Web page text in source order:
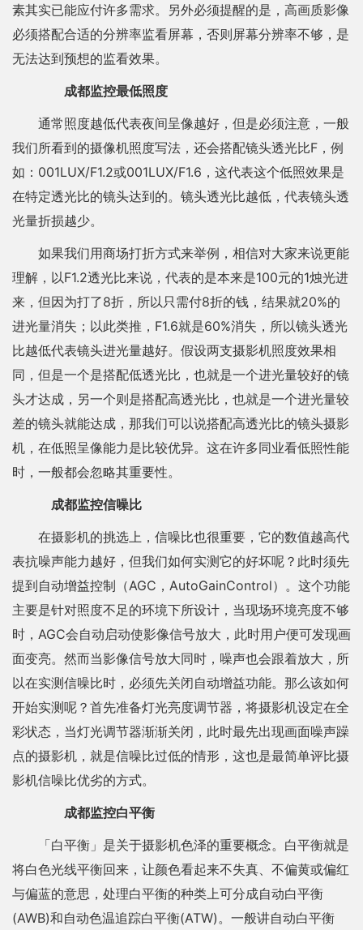
素其实已能应付许多需求。另外必须提醒的是，高画质影像
必须搭配合适的分辨率监看屏幕，否则屏幕分辨率不够，是
无法达到预想的监看效果。
成都监控最低照度
通常照度越低代表夜间呈像越好，但是必须注意，一般
我们所看到的摄像机照度写法，还会搭配镜头透光比F，例
如：001LUX/F1.2或001LUX/F1.6，这代表这个低照效果是
在特定透光比的镜头达到的。镜头透光比越低，代表镜头透
光量折损越少。
如果我们用商场打折方式来举例，相信对大家来说更能
理解，以F1.2透光比来说，代表的是本来是100元的1烛光进
来，但因为打了8折，所以只需付8折的钱，结果就20%的
进光量消失；以此类推，F1.6就是60%消失，所以镜头透光
比越低代表镜头进光量越好。假设两支摄影机照度效果相
同，但是一个是搭配低透光比，也就是一个进光量较好的镜
头才达成，另一个则是搭配高透光比，也就是一个进光量较
差的镜头就能达成，那我们可以说搭配高透光比的镜头摄影
机，在低照呈像能力是比较优异。这在许多同业看低照性能
时，一般都会忽略其重要性。
成都监控信噪比
在摄影机的挑选上，信噪比也很重要，它的数值越高代
表抗噪声能力越好，但我们如何实测它的好坏呢？此时须先
提到自动增益控制（AGC，AutoGainControl）。这个功能
主要是针对照度不足的环境下所设计，当现场环境亮度不够
时，AGC会自动启动使影像信号放大，此时用户便可发现画
面变亮。然而当影像信号放大同时，噪声也会跟着放大，所
以在实测信噪比时，必须先关闭自动增益功能。那么该如何
开始实测呢？首先准备灯光亮度调节器，将摄影机设定在全
彩状态，当灯光调节器渐渐关闭，此时最先出现画面噪声躁
点的摄影机，就是信噪比过低的情形，这也是最简单评比摄
影机信噪比优劣的方式。
成都监控白平衡
「白平衡」是关于摄影机色泽的重要概念。白平衡就是
将白色光线平衡回来，让颜色看起来不失真、不偏黄或偏红
与偏蓝的意思，处理白平衡的种类上可分成自动白平衡
(AWB)和自动色温追踪白平衡(ATW)。一般讲自动白平衡